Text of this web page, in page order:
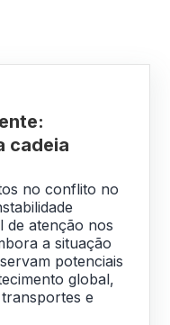
cadeia
no conflito no
de atenção nos
a situação
potenciais
global,
e